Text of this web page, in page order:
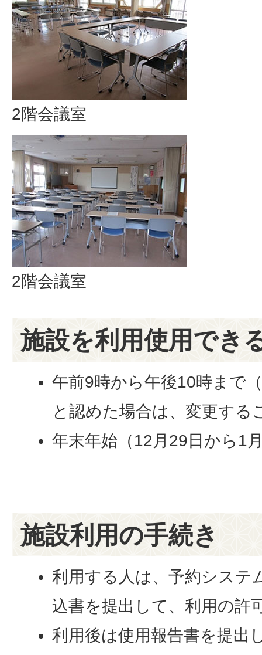
2階会議室
2階会議室
施設を利用使用でき
午前9時から午後10時まで
と認めた場合は、変更する
年末年始（12月29日から1
施設利用の手続き
利用する人は、予約システ
込書を提出して、利用の許
利用後は使用報告書を提出